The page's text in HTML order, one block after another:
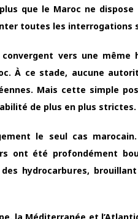
que le Maroc ne
toutes les interrogations
vers une
À ce stade, aucune
Mais cette simple
de plus en plus strictes.
le seul cas
ont été profondément
hydrocarbures,